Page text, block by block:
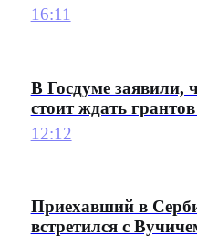
16:11
В Госдуме заявили,
стоит ждать
12:12
Приехавший в
встретился с